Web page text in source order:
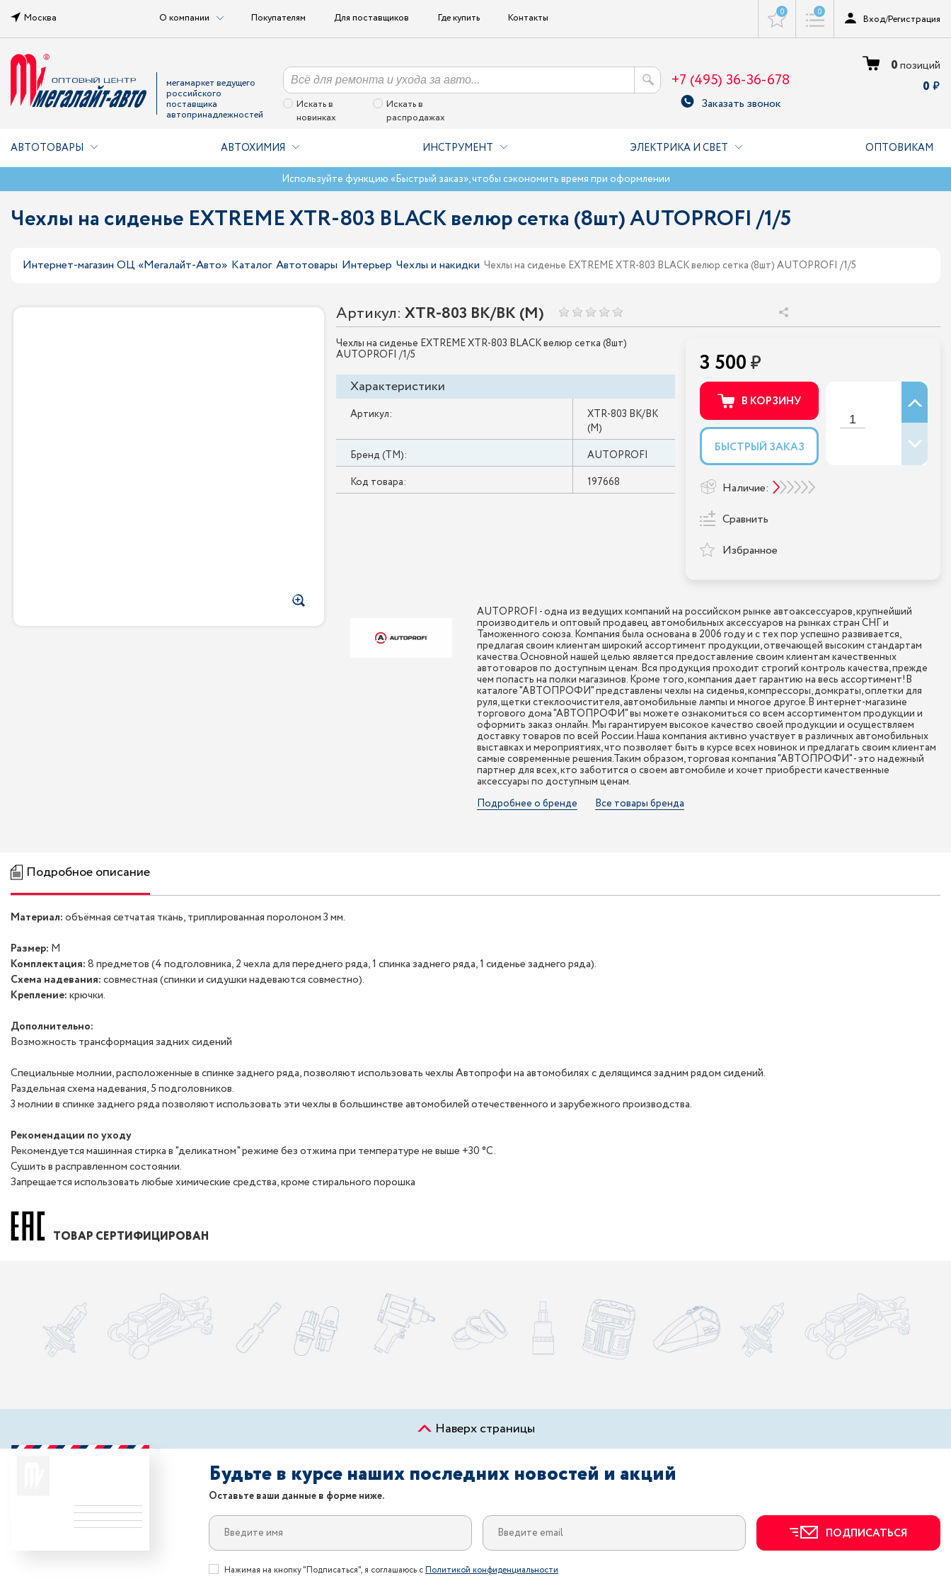
Москва О компании Покупателям Для поставщиков Где купить Контакты 0 0
Вход/Регистрация
мегамаркет ведущего
российского
поставщика
автопринадлежностей
Искать в
новинках
Искать в
распродажах
+7 (495) 36-36-678
Заказать звонок
0позиций
0
АВТОТОВАРЫ АВТОХИМИЯ ИНСТРУМЕНТ ЭЛЕКТРИКА И СВЕТ ОПТОВИКАМ
Используйте функцию «Быстрый заказ», чтобы сэкономить время при оформлении
Чехлы на сиденье EXTREME XTR-803 BLACK велюр сетка (8шт) AUTOPROFI /1/5
Интернет-магазин ОЦ «Мегалайт-Авто» Каталог Автотовары Интерьер Чехлы и накидки Чехлы на сиденье EXTREME XTR-803 BLACK велюр сетка (8шт) AUTOPROFI /1/5
Артикул: XTR-803 BK/BK (M)
Чехлы на сиденье EXTREME XTR-803 BLACK велюр сетка (8шт)
AUTOPROFI /1/5
Характеристики
Артикул:
XTR-803 BK/BK
(M)
Бренд (ТМ):
AUTOPROFI
Код товара:
197668
3 500
В КОРЗИНУ
БЫСТРЫЙ ЗАКАЗ
Наличие:
Сравнить
Избранное
AUTOPROFI - одна из ведущих компаний на российском рынке автоаксессуаров, крупнейший
производитель и оптовый продавец автомобильных аксессуаров на рынках стран СНГ и
Таможенного союза. Компания была основана в 2006 году и с тех пор успешно развивается,
предлагая своим клиентам широкий ассортимент продукции, отвечающей высоким стандартам
качества.Основной нашей целью является предоставление своим клиентам качественных
автотоваров по доступным ценам. Вся продукция проходит строгий контроль качества, прежде
чем попасть на полки магазинов. Кроме того, компания дает гарантию на весь ассортимент!В
каталоге "АВТОПРОФИ" представлены чехлы на сиденья, компрессоры, домкраты, оплетки для
руля, щетки стеклоочистителя, автомобильные лампы и многое другое.В интернет-магазине
торгового дома "АВТОПРОФИ" вы можете ознакомиться со всем ассортиментом продукции и
оформить заказ онлайн. Мы гарантируем высокое качество своей продукции и осуществляем
доставку товаров по всей России.Наша компания активно участвует в различных автомобильных
выставках и мероприятиях, что позволяет быть в курсе всех новинок и предлагать своим клиентам
самые современные решения.Таким образом, торговая компания "АВТОПРОФИ" - это надежный
партнер для всех, кто заботится о своем автомобиле и хочет приобрести качественные
аксессуары по доступным ценам.
Подробнее о бренде
Все товары бренда
Подробное описание
Материал:объёмная сетчатая ткань, триплированная поролоном 3 мм.
Размер: M
Комплектация:8 предметов (4 подголовника, 2 чехла для переднего ряда, 1 спинка заднего ряда, 1 сиденье заднего ряда).
Схема надевания:совместная (спинки и сидушки надеваются совместно).
Крепление:крючки.
Дополнительно:
Возможность трансформация задних сидений
Специальные молнии, расположенные в спинке заднего ряда, позволяют использовать чехлы Автопрофи на автомобилях с делящимся задним рядом сидений.
Раздельная схема надевания, 5 подголовников.
3 молнии в спинке заднего ряда позволяют использовать эти чехлы в большинстве автомобилей отечественного и зарубежного производства.
Рекомендации по уходу
Рекомендуется машинная стирка в "деликатном" режиме без отжима при температуре не выше +30 °C.
Сушить в расправленном состоянии.
Запрещается использовать любые химические средства, кроме стирального порошка
ТОВАР СЕРТИФИЦИРОВАН
Наверх страницы
Будьте в курсе наших последних новостей и акций
Оставьте ваши данные в форме ниже.
ПОДПИСАТЬСЯ
Нажимая на кнопку "Подписаться", я соглашаюсь сПолитикой конфиденциальности